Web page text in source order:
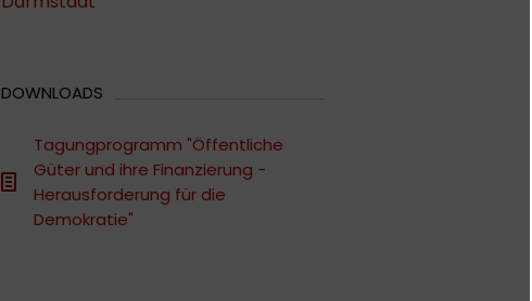
DOWNLOADS
Tagungprogramm "Öffentliche
Güter und ihre Finanzierung -
Herausforderung für die
Demokratie"